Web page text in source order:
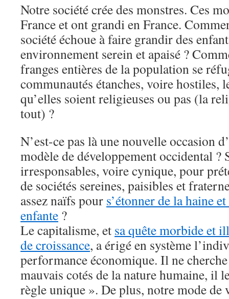
Notre société crée des monstres. Ces
France et ont grandi en France.
société échoue à faire grandir des
environnement serein et apaisé ?
franges entières de la population se
communautés étanches, voire hostiles,
qu’elles soient religieuses ou pas (la
tout) ?
N’est-ce pas là une nouvelle occasion
modèle de développement occidental ?
irresponsables, voire cynique, pour
de sociétés sereines, paisibles et
assez naïfs pour s’étonner de la haine
enfante ?
Le capitalisme, et sa quête morbide et
de croissance, a érigé en système
performance économique. Il ne
mauvais cotés de la nature humaine, il
règle unique ». De plus, notre mode de